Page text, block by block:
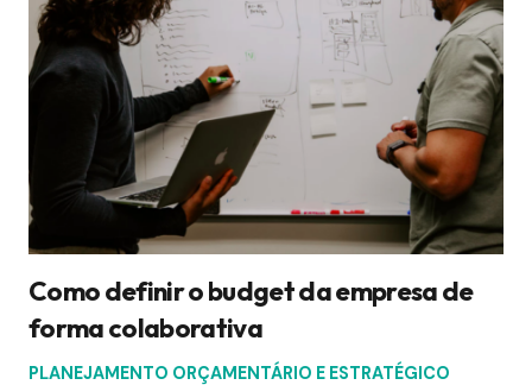
Como definir o budget da empresa de
forma colaborativa
PLANEJAMENTO ORÇAMENTÁRIO E ESTRATÉGICO